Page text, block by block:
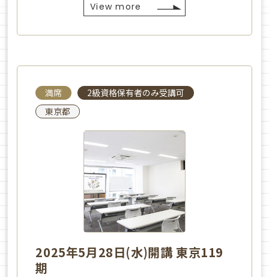
View more
満席
2級資格保有者のみ受講可
東京都
2025年5月28日(水)開講 東京119
期